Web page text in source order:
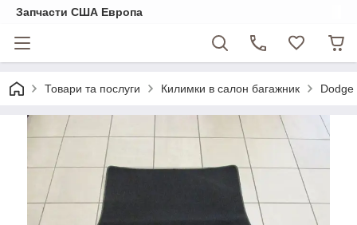
Запчасти США Европа
Товари та послуги Килимки в салон багажник Dodge